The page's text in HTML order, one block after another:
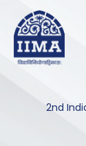
2nd